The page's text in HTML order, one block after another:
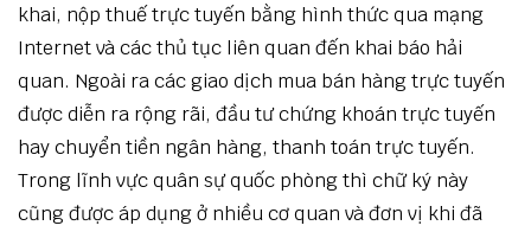
khai, nộp thuế trực tuyến bằng hình thức qua mạng
Internet và các thủ tục liên quan đến khai báo hải
quan. Ngoài ra các giao dịch mua bán hàng trực tuyến
được diễn ra rộng rãi, đầu tư chứng khoán trực tuyến
hay chuyển tiền ngân hàng, thanh toán trực tuyến.
Trong lĩnh vực quân sự quốc phòng thì chữ ký này
cũng được áp dụng ở nhiều cơ quan và đơn vị khi đã